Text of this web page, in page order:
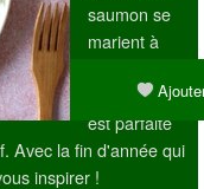
saumon se
marient à
Cette recette
est parfaite
Avec la fin d'année qui
inspirer !